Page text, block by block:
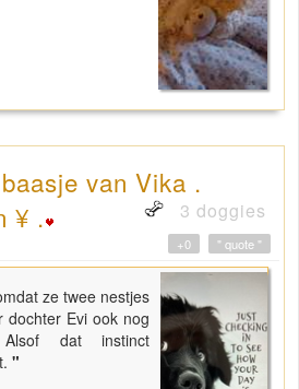
van Vika .
¥ .
3 doggies
" quote "
+0
ze twee nestjes
dochter Evi ook nog
dat instinct
"